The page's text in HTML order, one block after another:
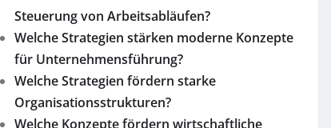
Steuerung von Arbeitsabläufen?
Welche Strategien stärken moderne Konzepte
für Unternehmensführung?
Welche Strategien fördern starke
Organisationsstrukturen?
Welche Konzepte fördern wirtschaftliche